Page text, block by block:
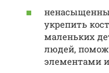
укрепить
маленьких
людей,
элементами